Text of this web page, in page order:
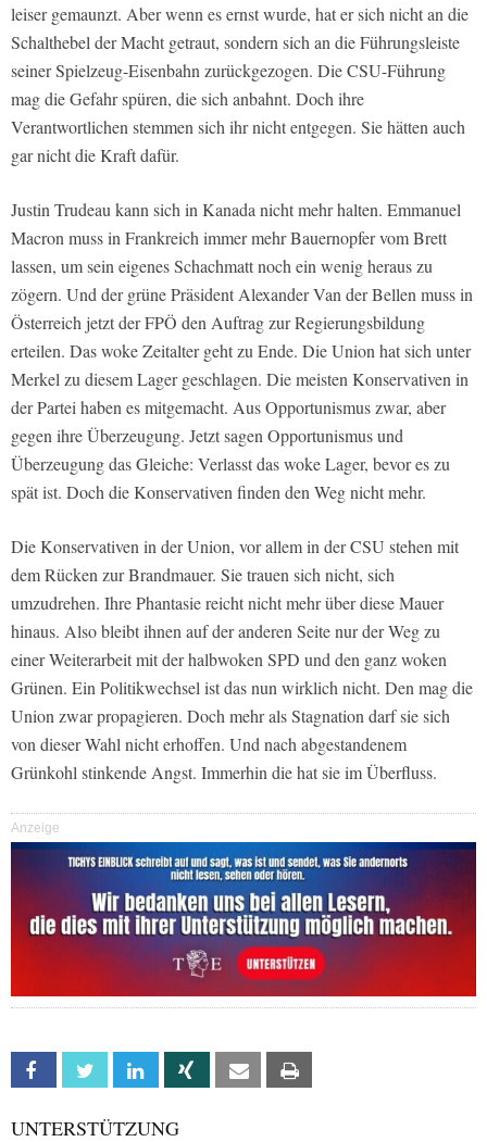
leiser gemaunzt. Aber wenn es ernst wurde, hat er sich nicht an die
Schalthebel der Macht getraut, sondern sich an die Führungsleiste
seiner Spielzeug-Eisenbahn zurückgezogen. Die CSU-Führung
mag die Gefahr spüren, die sich anbahnt. Doch ihre
Verantwortlichen stemmen sich ihr nicht entgegen. Sie hätten auch
gar nicht die Kraft dafür.
Justin Trudeau kann sich in Kanada nicht mehr halten. Emmanuel
Macron muss in Frankreich immer mehr Bauernopfer vom Brett
lassen, um sein eigenes Schachmatt noch ein wenig heraus zu
zögern. Und der grüne Präsident Alexander Van der Bellen muss in
Österreich jetzt der FPÖ den Auftrag zur Regierungsbildung
erteilen. Das woke Zeitalter geht zu Ende. Die Union hat sich unter
Merkel zu diesem Lager geschlagen. Die meisten Konservativen in
der Partei haben es mitgemacht. Aus Opportunismus zwar, aber
gegen ihre Überzeugung. Jetzt sagen Opportunismus und
Überzeugung das Gleiche: Verlasst das woke Lager, bevor es zu
spät ist. Doch die Konservativen finden den Weg nicht mehr.
Die Konservativen in der Union, vor allem in der CSU stehen mit
dem Rücken zur Brandmauer. Sie trauen sich nicht, sich
umzudrehen. Ihre Phantasie reicht nicht mehr über diese Mauer
hinaus. Also bleibt ihnen auf der anderen Seite nur der Weg zu
einer Weiterarbeit mit der halbwoken SPD und den ganz woken
Grünen. Ein Politikwechsel ist das nun wirklich nicht. Den mag die
Union zwar propagieren. Doch mehr als Stagnation darf sie sich
von dieser Wahl nicht erhoffen. Und nach abgestandenem
Grünkohl stinkende Angst. Immerhin die hat sie im Überfluss.
Anzeige
Facebook Twitter Linkedin Xing Email
UNTERSTÜTZUNG